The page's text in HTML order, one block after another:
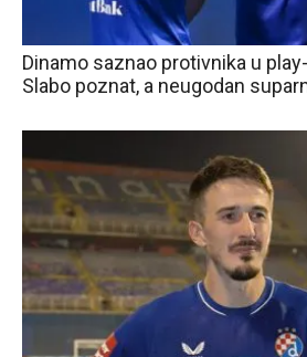
Dinamo saznao protivnika u
Slabo poznat, a neugodan